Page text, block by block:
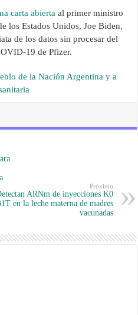
carta abierta al primer ministro
los Estados Unidos, Joe Biden,
de los datos sin procesar del
19 de Pfizer.
de la Nación Argentina y a
Próximo
ARNm de inyecciones K0
en la leche materna de madres
vacunadas